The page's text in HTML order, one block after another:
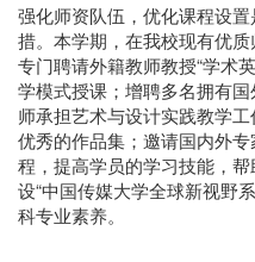
强化师资队伍，优化课程设
措。本学期，在我校现有优
专门聘请外籍教师教授“学术
学模式授课；增聘多名拥有
师承担艺术与设计实践教学
优秀的作品集；邀请国内外
程，提高学员的学习技能，
设“中国传媒大学全球新视野
科专业素养。